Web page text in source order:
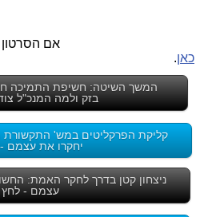
אם הסרטון לא עולה
כאן.
המשך השיטה: חשיפת התמיכה
בזק ולמה המנכ"ל
קליקת הפרקליטים במש' התקשורת
יחקרו את עצמם
ניצחון קטן בדרך לחקר האמת:
עצמם - לחץ